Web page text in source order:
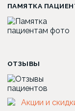
ПАМЯТКА
ОТЗЫВЫ